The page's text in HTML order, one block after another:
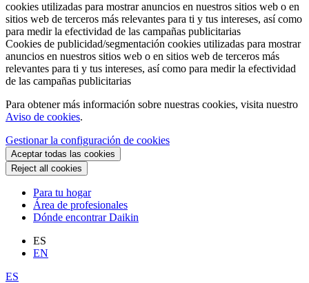
cookies utilizadas para mostrar anuncios en nuestros sitios web o en
sitios web de terceros más relevantes para ti y tus intereses, así como
para medir la efectividad de las campañas publicitarias
Cookies de publicidad/segmentación cookies utilizadas para mostrar
anuncios en nuestros sitios web o en sitios web de terceros más
relevantes para ti y tus intereses, así como para medir la efectividad
de las campañas publicitarias
Para obtener más información sobre nuestras cookies, visita nuestro
Aviso de cookies.
Gestionar la configuración de cookies
Aceptar todas las cookies
Reject all cookies
Para tu hogar
Área de profesionales
Dónde encontrar Daikin
ES
EN
ES